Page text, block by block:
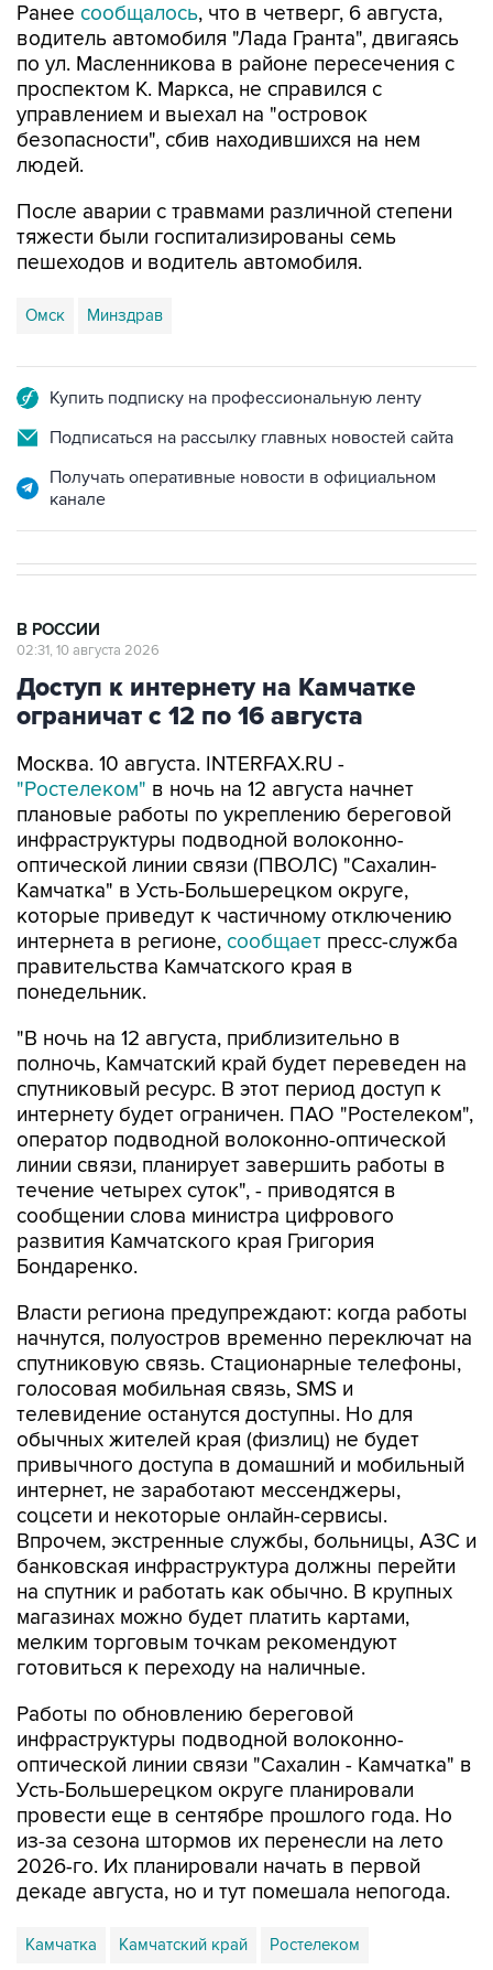
Ранее сообщалось, что в четверг, 6 августа,
водитель автомобиля "Лада Гранта", двигаясь
по ул. Масленникова в районе пересечения с
проспектом К. Маркса, не справился с
управлением и выехал на "островок
безопасности", сбив находившихся на нем
людей.
После аварии с травмами различной степени
тяжести были госпитализированы семь
пешеходов и водитель автомобиля.
Омск Минздрав
Купить подписку на профессиональную ленту
Подписаться на рассылку главных новостей сайта
Получать оперативные новости в официальном
канале
В РОССИИ
02:31, 10 августа 2026
Доступ к интернету на Камчатке
ограничат с 12 по 16 августа
Москва. 10 августа. INTERFAX.RU -
"Ростелеком" в ночь на 12 августа начнет
плановые работы по укреплению береговой
инфраструктуры подводной волоконно-
оптической линии связи (ПВОЛС) "Сахалин-
Камчатка" в Усть-Большерецком округе,
которые приведут к частичному отключению
интернета в регионе, сообщает пресс-служба
правительства Камчатского края в
понедельник.
"В ночь на 12 августа, приблизительно в
полночь, Камчатский край будет переведен на
спутниковый ресурс. В этот период доступ к
интернету будет ограничен. ПАО "Ростелеком",
оператор подводной волоконно-оптической
линии связи, планирует завершить работы в
течение четырех суток", - приводятся в
сообщении слова министра цифрового
развития Камчатского края Григория
Бондаренко.
Власти региона предупреждают: когда работы
начнутся, полуостров временно переключат на
спутниковую связь. Стационарные телефоны,
голосовая мобильная связь, SMS и
телевидение останутся доступны. Но для
обычных жителей края (физлиц) не будет
привычного доступа в домашний и мобильный
интернет, не заработают мессенджеры,
соцсети и некоторые онлайн-сервисы.
Впрочем, экстренные службы, больницы, АЗС и
банковская инфраструктура должны перейти
на спутник и работать как обычно. В крупных
магазинах можно будет платить картами,
мелким торговым точкам рекомендуют
готовиться к переходу на наличные.
Работы по обновлению береговой
инфраструктуры подводной волоконно-
оптической линии связи "Сахалин - Камчатка" в
Усть-Большерецком округе планировали
провести еще в сентябре прошлого года. Но
из-за сезона штормов их перенесли на лето
2026-го. Их планировали начать в первой
декаде августа, но и тут помешала непогода.
Камчатка Камчатский край Ростелеком